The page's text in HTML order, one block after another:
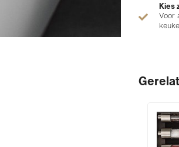
Kies
Voor